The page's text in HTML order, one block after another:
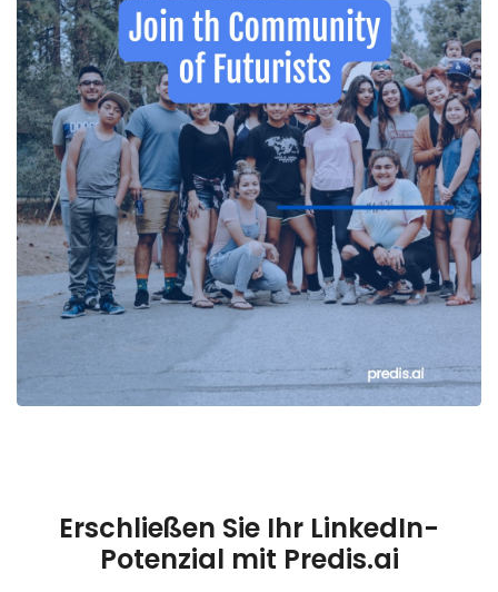
Erschließen Sie Ihr LinkedIn-
Potenzial mit Predis.ai